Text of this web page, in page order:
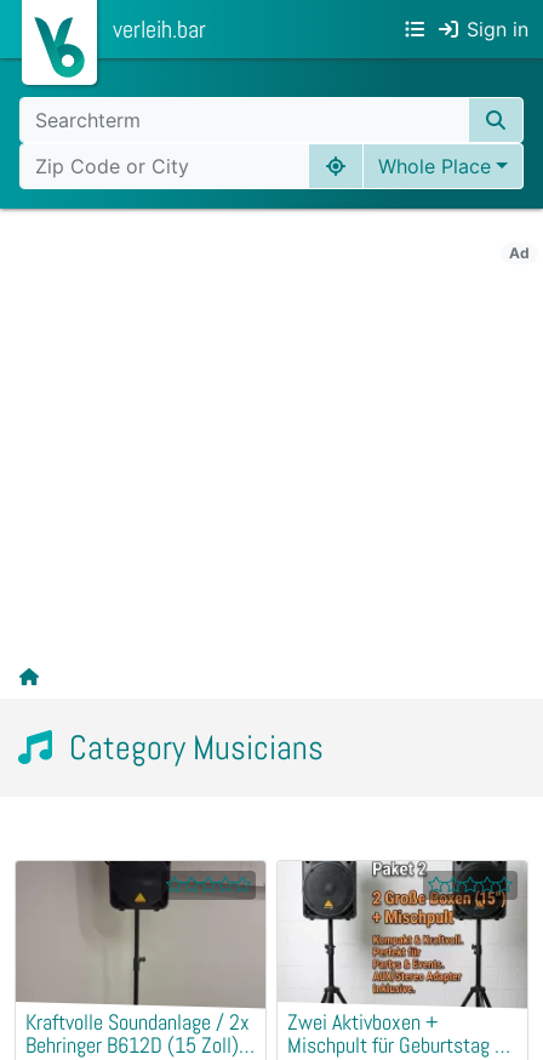
verleih.bar Sign in
Whole Place
Ad
Category Musicians
Kraftvolle Soundanlage / 2x
Behringer B612D (15 Zoll) +
​Zwei Aktivboxen +
Mischpult für Geburtstag &